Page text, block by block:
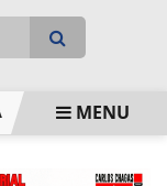
BALANÇA
MENU